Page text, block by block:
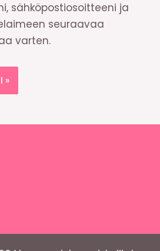
sähköpostiosoitteeni ja
seuraavaa
varten.